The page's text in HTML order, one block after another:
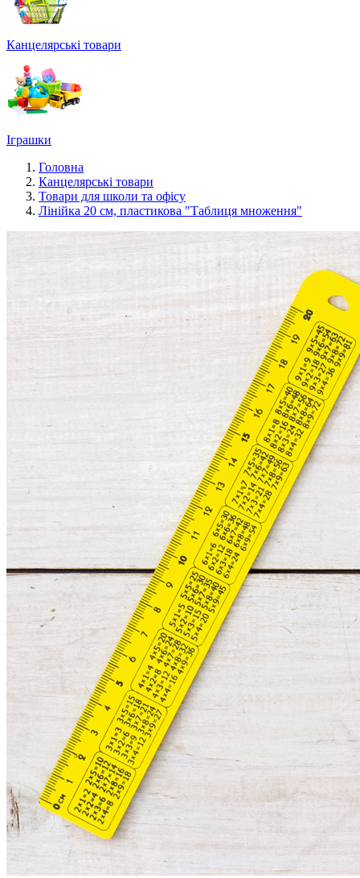
Канцелярські товари
Іграшки
Головна
Канцелярські товари
Товари для школи та офісу
Лінійка 20 см, пластикова "Таблиця множення"